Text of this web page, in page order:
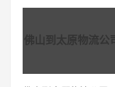
佛山到太原物流公司